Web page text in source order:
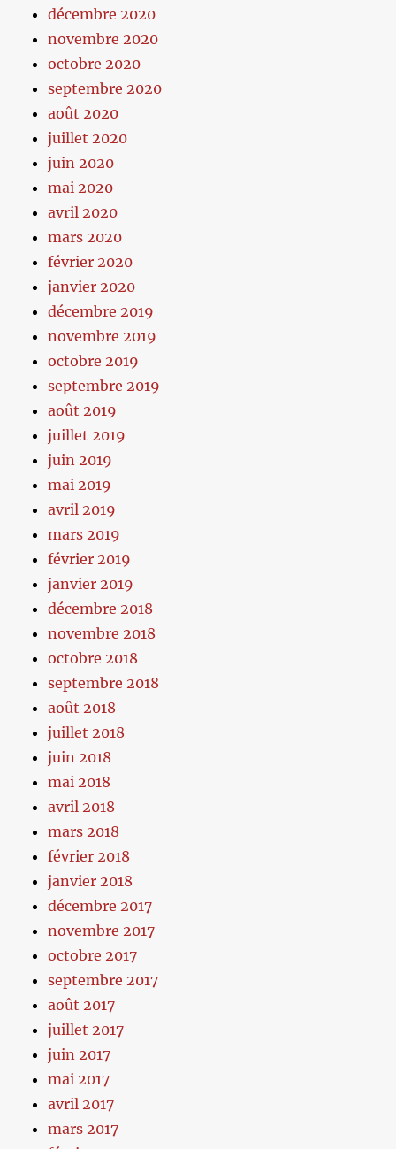
décembre 2020
novembre 2020
octobre 2020
septembre 2020
août 2020
juillet 2020
juin 2020
mai 2020
avril 2020
mars 2020
février 2020
janvier 2020
décembre 2019
novembre 2019
octobre 2019
septembre 2019
août 2019
juillet 2019
juin 2019
mai 2019
avril 2019
mars 2019
février 2019
janvier 2019
décembre 2018
novembre 2018
octobre 2018
septembre 2018
août 2018
juillet 2018
juin 2018
mai 2018
avril 2018
mars 2018
février 2018
janvier 2018
décembre 2017
novembre 2017
octobre 2017
septembre 2017
août 2017
juillet 2017
juin 2017
mai 2017
avril 2017
mars 2017